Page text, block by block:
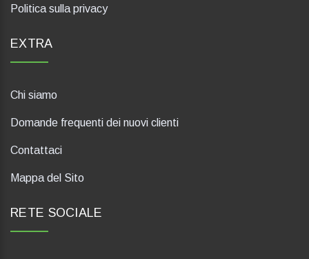
Politica sulla privacy
EXTRA
Chi siamo
Domande frequenti dei nuovi clienti
Contattaci
Mappa del Sito
RETE SOCIALE